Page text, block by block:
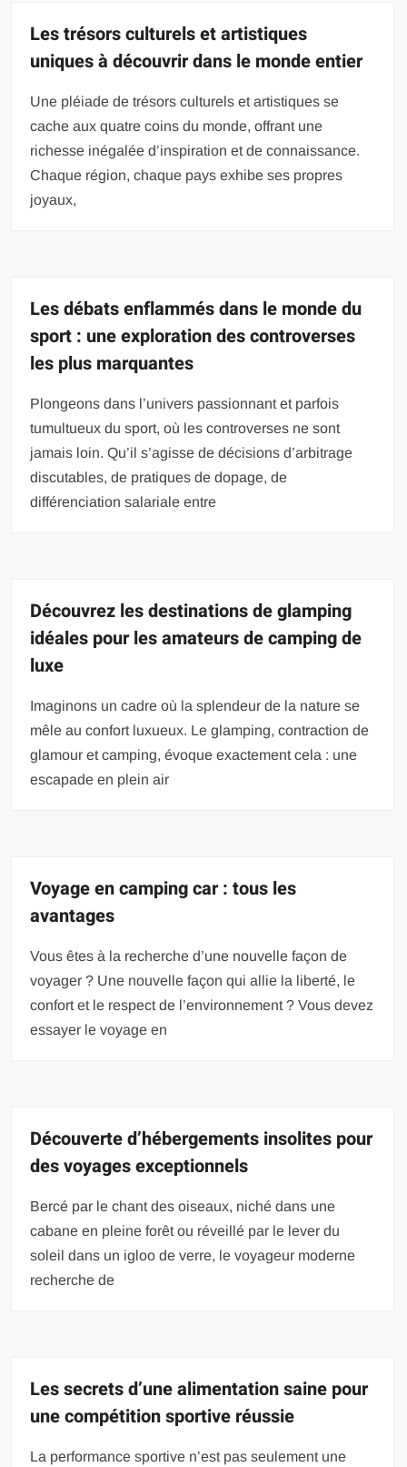
Les trésors culturels et artistiques
uniques à découvrir dans le monde entier
Une pléiade de trésors culturels et artistiques se
cache aux quatre coins du monde, offrant une
richesse inégalée d’inspiration et de connaissance.
Chaque région, chaque pays exhibe ses propres
joyaux,
Les débats enflammés dans le monde du
sport : une exploration des controverses
les plus marquantes
Plongeons dans l’univers passionnant et parfois
tumultueux du sport, où les controverses ne sont
jamais loin. Qu’il s’agisse de décisions d’arbitrage
discutables, de pratiques de dopage, de
différenciation salariale entre
Découvrez les destinations de glamping
idéales pour les amateurs de camping de
luxe
Imaginons un cadre où la splendeur de la nature se
mêle au confort luxueux. Le glamping, contraction de
glamour et camping, évoque exactement cela : une
escapade en plein air
Voyage en camping car : tous les
avantages
Vous êtes à la recherche d’une nouvelle façon de
voyager ? Une nouvelle façon qui allie la liberté, le
confort et le respect de l’environnement ? Vous devez
essayer le voyage en
Découverte d’hébergements insolites pour
des voyages exceptionnels
Bercé par le chant des oiseaux, niché dans une
cabane en pleine forêt ou réveillé par le lever du
soleil dans un igloo de verre, le voyageur moderne
recherche de
Les secrets d’une alimentation saine pour
une compétition sportive réussie
La performance sportive n’est pas seulement une